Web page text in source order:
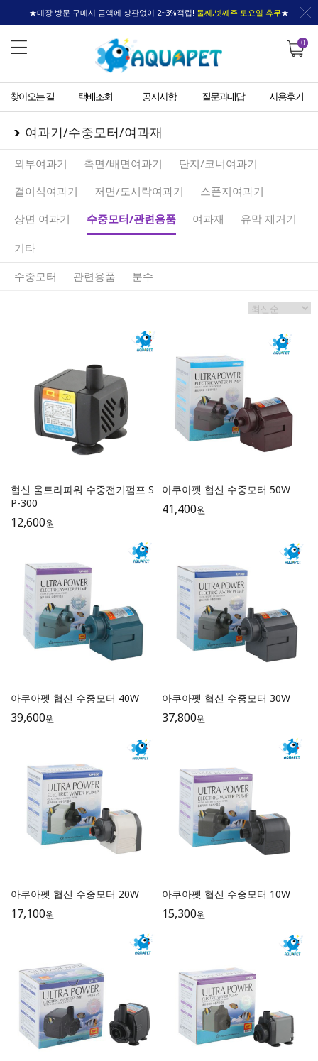
★매장 방문 구매시 금액에 상관없이 2~3%적립! 둘째,넷째주 토요일 휴무★
0
찾아오는 길 택배조회 공지사항 질문과대답 사용후기
여과기/수중모터/여과재
외부여과기 측면/배면여과기
단지/코너여과기
걸이식여과기
저면/도시락여과기
스폰지여과기
상면 여과기
수중모터/관련용품 여과재 유막 제거기
기타
수중모터
관련용품 분수
협신 울트라파워 수중전기펌프 S
P-300
12,600원
아쿠아펫 협신 수중모터 50W
41,400원
아쿠아펫 협신 수중모터 40W
39,600원
아쿠아펫 협신 수중모터 30W
37,800원
아쿠아펫 협신 수중모터 20W
17,100원
아쿠아펫 협신 수중모터 10W
15,300원